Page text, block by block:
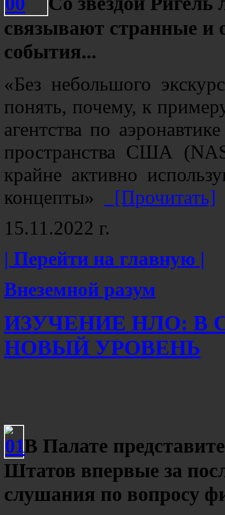
связывают странные и
события...
«Без небольшого
понять, почему, к
агентства по
пространства США
крайне активно
концепты»
[Прочитать]
15.11.2022 г.
| Перейти на главную |
Внеземной разум
ИЗУЧЕНИЕ НЛО:
НОВЫЙ УРОВЕНЬ
В Палате
Штатов впервые за
слушания по вопросу